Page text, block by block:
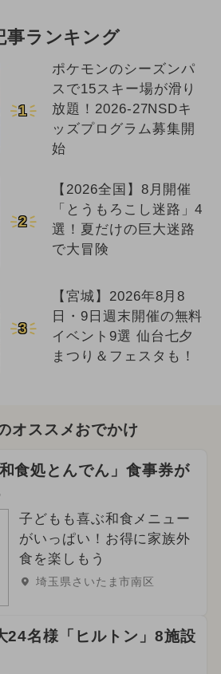
事ランキング
1
ポケモンのシーズンパ
スで15スキー場が滑り
放題！2026-27NSDキ
ッズプログラム募集開
始
2
【2026全国】8月開催
「とうもろこし迷路」4
選！夏だけの巨大迷路
で大冒険
3
【宮城】2026年8月8
日・9日週末開催の無料
イベント9選 仙台七夕
まつり＆フェスタも！
オススメおでかけ
食処とんでん」食事券が
子どもも喜ぶ和食メニュー
がいっぱい！お得に家族外
食を楽しもう
埼玉県さいたま市南区
24名様「ヒルトン」8施設